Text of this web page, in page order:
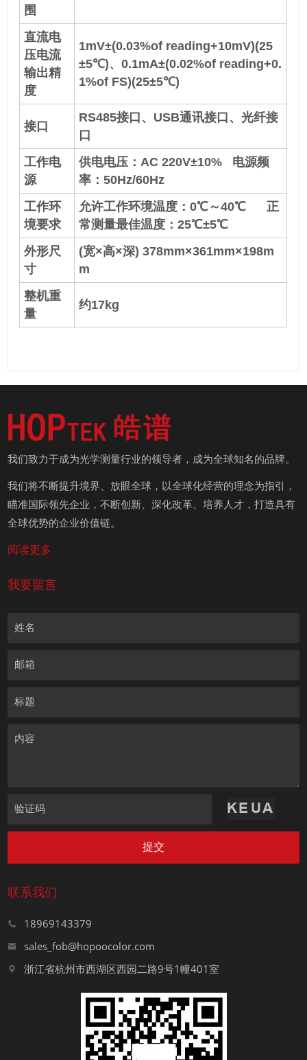
围
直流电
压电流
输出精
度
1mV±(0.03%of reading+10mV)(25
±5℃)、0.1mA±(0.02%of reading+0.
1%of FS)(25±5℃)
接口
RS485接口、USB通讯接口、光纤接
口
工作电
源
供电电压：AC 220V±10% 电源频
率：50Hz/60Hz
工作环
境要求
允许工作环境温度：0℃～40℃ 正
常测量最佳温度：25℃±5℃
外形尺
寸
(宽×高×深) 378mm×361mm×198m
m
整机重
量
约17kg
我们致力于成为光学测量行业的领导者，成为全球知名的品牌。
我们将不断提升境界、放眼全球，以全球化经营的理念为指引，
瞄准国际领先企业，不断创新、深化改革、培养人才，打造具有
全球优势的企业价值链。
阅读更多
我要留言
姓名
邮箱
标题
内容
验证码
提交
联系我们
18969143379
sales_fob@hopoocolor.com
浙江省杭州市西湖区西园二路9号1幢401室